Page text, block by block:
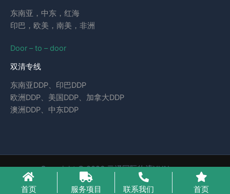
东南亚，中东，红海
印巴，欧美，南美，非洲
Door – to – door
双清专线
东南亚DDP、印巴DDP
欧洲DDP、美国DDP、加拿大DDP
澳洲DDP、中东DDP
Copyright © 2026 云泽国际物流YUNcargo
粤ICP备2023046221号-1
首页 服务项目 联系我们 首页